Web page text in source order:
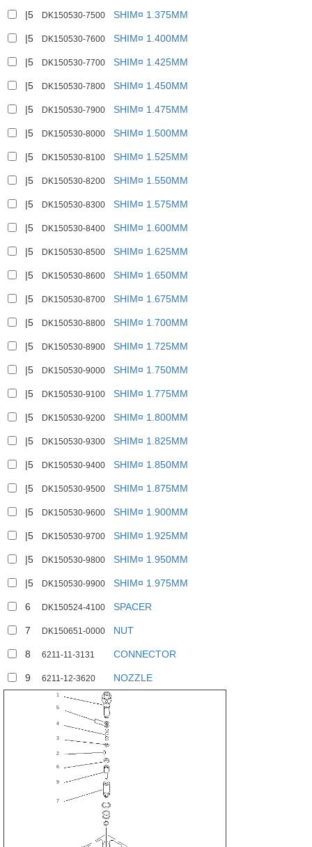
|5 DK150530-7500 SHIM¤ 1.375MM
|5 DK150530-7600 SHIM¤ 1.400MM
|5 DK150530-7700 SHIM¤ 1.425MM
|5 DK150530-7800 SHIM¤ 1.450MM
|5 DK150530-7900 SHIM¤ 1.475MM
|5 DK150530-8000 SHIM¤ 1.500MM
|5 DK150530-8100 SHIM¤ 1.525MM
|5 DK150530-8200 SHIM¤ 1.550MM
|5 DK150530-8300 SHIM¤ 1.575MM
|5 DK150530-8400 SHIM¤ 1.600MM
|5 DK150530-8500 SHIM¤ 1.625MM
|5 DK150530-8600 SHIM¤ 1.650MM
|5 DK150530-8700 SHIM¤ 1.675MM
|5 DK150530-8800 SHIM¤ 1.700MM
|5 DK150530-8900 SHIM¤ 1.725MM
|5 DK150530-9000 SHIM¤ 1.750MM
|5 DK150530-9100 SHIM¤ 1.775MM
|5 DK150530-9200 SHIM¤ 1.800MM
|5 DK150530-9300 SHIM¤ 1.825MM
|5 DK150530-9400 SHIM¤ 1.850MM
|5 DK150530-9500 SHIM¤ 1.875MM
|5 DK150530-9600 SHIM¤ 1.900MM
|5 DK150530-9700 SHIM¤ 1.925MM
|5 DK150530-9800 SHIM¤ 1.950MM
|5 DK150530-9900 SHIM¤ 1.975MM
6 DK150524-4100 SPACER
7 DK150651-0000 NUT
8 6211-11-3131 CONNECTOR
9 6211-12-3620 NOZZLE
1
2
3
4
5
6
7
9